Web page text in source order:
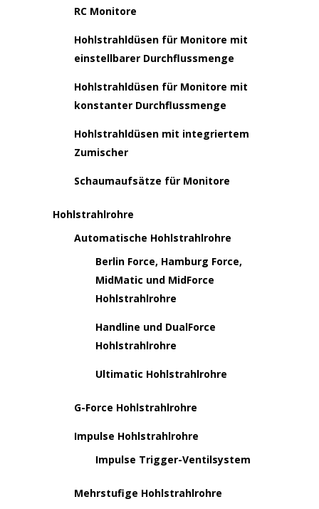
RC Monitore
Hohlstrahldüsen für Monitore mit
einstellbarer Durchflussmenge
Hohlstrahldüsen für Monitore mit
konstanter Durchflussmenge
Hohlstrahldüsen mit integriertem
Zumischer
Schaumaufsätze für Monitore
Hohlstrahlrohre
Automatische Hohlstrahlrohre
Berlin Force, Hamburg Force,
MidMatic und MidForce
Hohlstrahlrohre
Handline und DualForce
Hohlstrahlrohre
Ultimatic Hohlstrahlrohre
G-Force Hohlstrahlrohre
Impulse Hohlstrahlrohre
Impulse Trigger-Ventilsystem
Mehrstufige Hohlstrahlrohre